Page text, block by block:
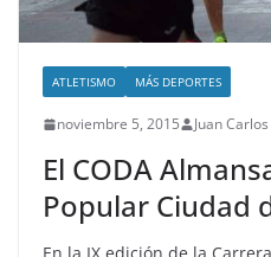
ATLETISMO MÁS DEPORTES
noviembre 5, 2015 Juan
El CODA
Popular Ciudad